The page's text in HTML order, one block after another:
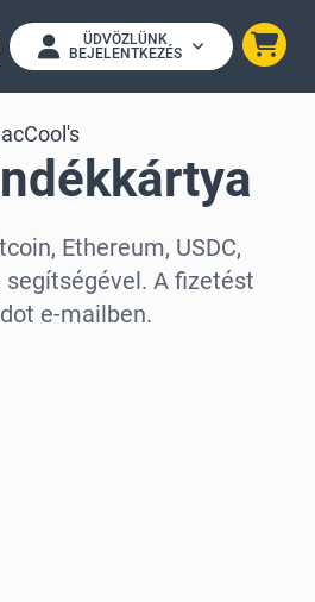
ÜDVÖZLÜNK
BEJELENTKEZÉS
Ethereum, USDC,
segítségével. A fizetést
e-mailben.